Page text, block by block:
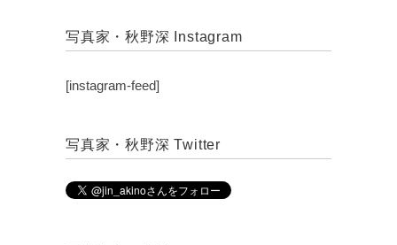
写真家・秋野深 Instagram
[instagram-feed]
写真家・秋野深 Twitter